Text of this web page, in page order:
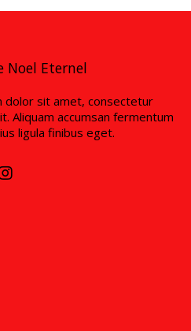
dolor sit amet, consectetur
Aliquam accumsan fermentum
ligula finibus eget.